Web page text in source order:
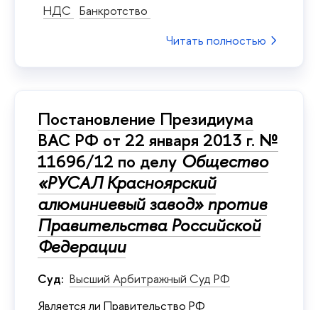
НДС Банкротство
Читать полностью
Постановление Президиума
ВАС РФ от 22 января 2013 г. №
11696/12 по делу Общество
«РУСАЛ Красноярский
алюминиевый завод» против
Правительства Российской
Федерации
Суд: Высший Арбитражный Суд РФ
Является ли Правительство РФ